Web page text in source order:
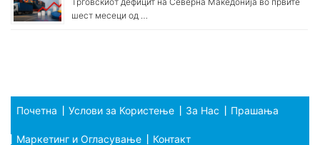
шест месеци од …
Почетна Услови за Користење За Нас Прашања
Маркетинг и Огласување Контакт